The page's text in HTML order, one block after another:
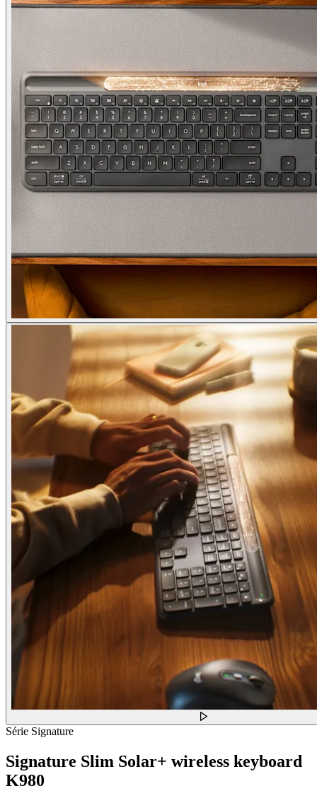
Série Signature
Signature Slim Solar+ wireless keyboard
K980